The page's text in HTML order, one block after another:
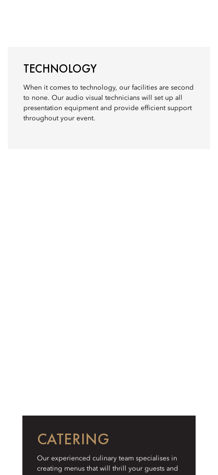
TECHNOLOGY
When it comes to technology, our facilities are second
to none. Our audio visual technicians will set up all
presentation equipment and provide efficient support
throughout your event.
CATERING
Our experienced culinary team specialises in
creating menus that will thrill your guests and